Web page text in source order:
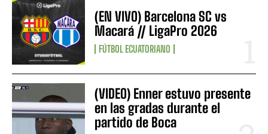
(EN VIVO) Barcelona SC vs
Macará // LigaPro 2026
FÚTBOL ECUATORIANO
(VIDEO) Enner estuvo presente
en las gradas durante el
partido de Boca